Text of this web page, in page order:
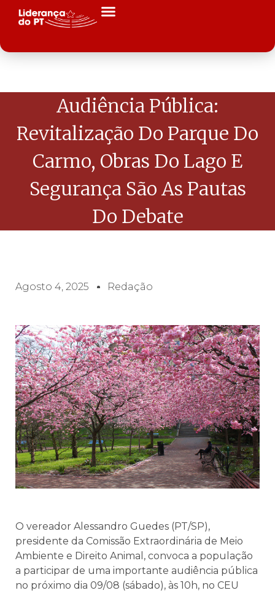
Audiência Pública:
Revitalização Do Parque Do
Carmo, Obras Do Lago E
Segurança São As Pautas
Do Debate
Agosto 4, 2025 Redação
O vereador Alessandro Guedes (PT/SP),
presidente da Comissão Extraordinária de Meio
Ambiente e Direito Animal, convoca a população
a participar de uma importante audiência pública
no próximo dia 09/08 (sábado), às 10h, no CEU